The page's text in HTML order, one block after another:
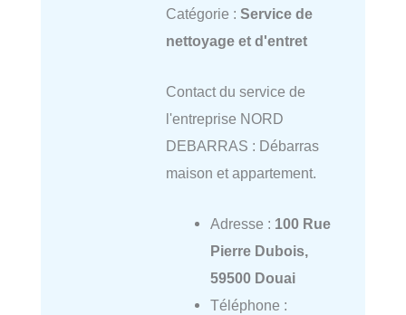
Catégorie : Service de
nettoyage et d'entret
Contact du service de
l'entreprise NORD
DEBARRAS : Débarras
maison et appartement.
Adresse : 100 Rue
Pierre Dubois,
59500 Douai
Téléphone :